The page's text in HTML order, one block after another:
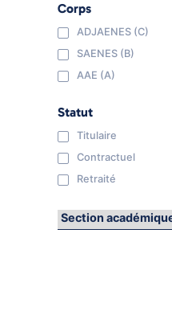
Corps
ADJAENES (C)
SAENES (B)
AAE (A)
Statut
Titulaire
Contractuel
Retraité